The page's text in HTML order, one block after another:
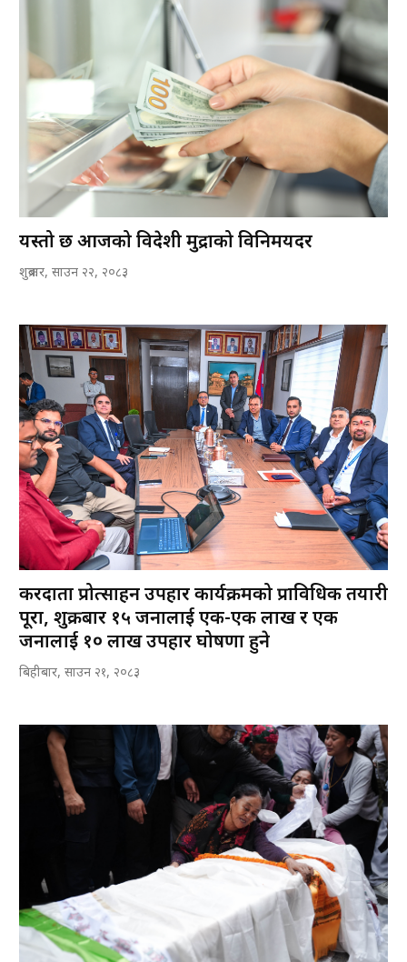
यस्तो छ आजको विदेशी मुद्राको विनिमयदर
शुक्रबार, साउन २२, २०८३
करदाता प्रोत्साहन उपहार कार्यक्रमको प्राविधिक तयारी
पूरा, शुक्रबार १५ जनालाई एक-एक लाख र एक
जनालाई १० लाख उपहार घोषणा हुने
बिहीबार, साउन २१, २०८३